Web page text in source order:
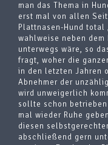
man das Thema in
erst mal von allen
Plattnasen-Hund total
wahlweise neben dem
unterwegs wäre, so
fragt, woher die
in den letzten Jahren
Abnehmer der
wird unweigerlich
sollte schon betrieben
mal wieder Ruhe
diesen
abschließend gern